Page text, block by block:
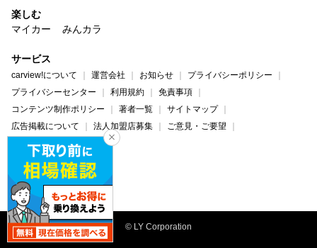
楽しむ
マイカー
みんカラ
サービス
carview!について 運営会社 お知らせ
プライバシーポリシー
プライバシーセンター
利用規約
免責事項
コンテンツ制作ポリシー
著者一覧
サイトマップ
広告掲載について
法人加盟店募集
ご意見・ご要望
ヘルプ・お問い合わせ
carview! Yahoo! JAPAN
© LY Corporation